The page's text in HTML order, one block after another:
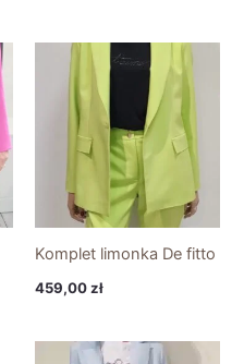
Komplet limonka De fitto
459,00zł